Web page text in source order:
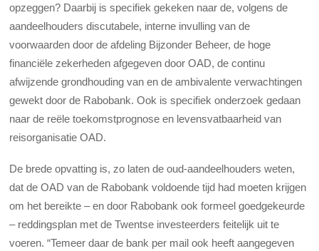
opzeggen? Daarbij is specifiek gekeken naar de, volgens de
aandeelhouders discutabele, interne invulling van de
voorwaarden door de afdeling Bijzonder Beheer, de hoge
financiële zekerheden afgegeven door OAD, de continu
afwijzende grondhouding van en de ambivalente verwachtingen
gewekt door de Rabobank. Ook is specifiek onderzoek gedaan
naar de reële toekomstprognose en levensvatbaarheid van
reisorganisatie OAD.
De brede opvatting is, zo laten de oud-aandeelhouders weten,
dat de OAD van de Rabobank voldoende tijd had moeten krijgen
om het bereikte – en door Rabobank ook formeel goedgekeurde
– reddingsplan met de Twentse investeerders feitelijk uit te
voeren. “Temeer daar de bank per mail ook heeft aangegeven